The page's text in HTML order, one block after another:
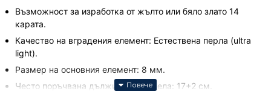
Възможност за изработка от жълто или бяло злато 14
карата.
Качество на вградения елемент: Естествена перла (ultra
light).
Размер на основния елемент: 8 мм.
Често поръчвана дължина за модела: 17+2 см.